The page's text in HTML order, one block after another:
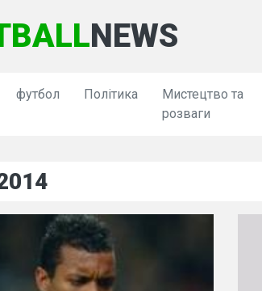
NEWS
футбол Політика
Мистецтво та
розваги